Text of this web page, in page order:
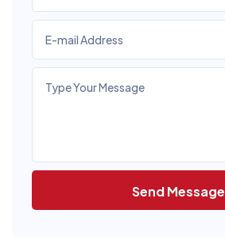
Send Message